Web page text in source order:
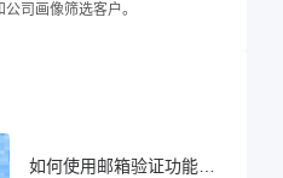
司画像筛选客户。